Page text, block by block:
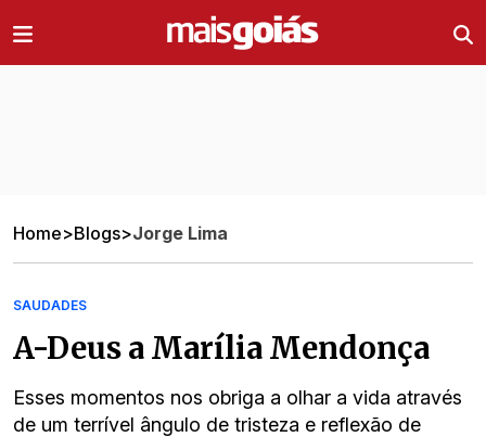
Home>Blogs>Jorge Lima
SAUDADES
A-Deus a Marília Mendonça
Esses momentos nos obriga a olhar a vida através
de um terrível ângulo de tristeza e reflexão de